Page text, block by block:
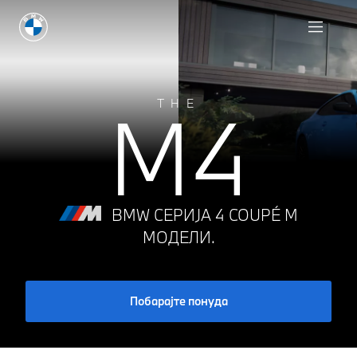
THE
M4
BMW СЕРИЈА 4 COUPÉ M
МОДЕЛИ.
Побарајте понуда
Пронајди дилер